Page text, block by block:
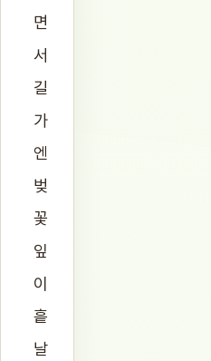
면
서
길
가
엔
벚
꽃
잎
이
흩
날